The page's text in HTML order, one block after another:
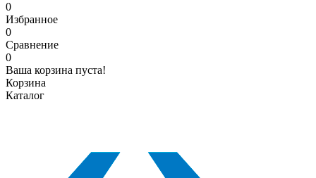
0
Избранное
0
Сравнение
0
Ваша корзина пуста!
Корзина
Каталог